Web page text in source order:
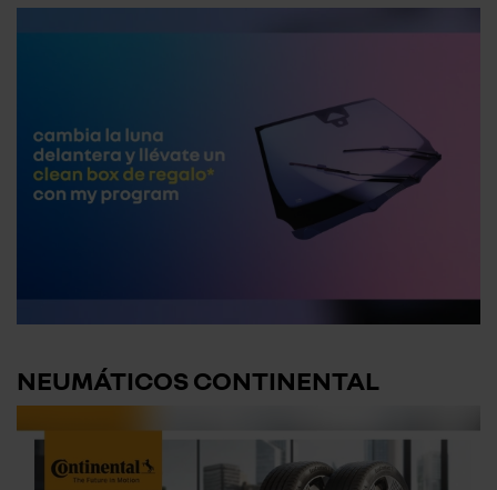
NEUMÁTICOS CONTINENTAL